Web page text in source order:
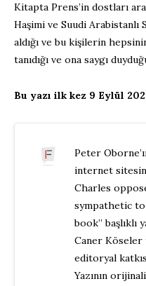
Kitapta Prens’in dostları
Haşimi ve Suudi Arabistanlı
aldığı ve bu kişilerin
tanıdığı ve ona saygı
Bu yazı ilk kez 9 Eylül
Peter
internet
Charles
sympathetic to
book” başlıklı
Caner Köseler
editoryal
Yazının